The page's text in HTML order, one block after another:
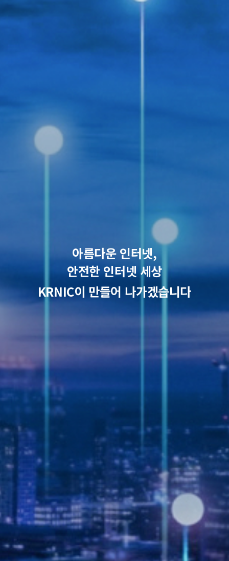
아름다운 인터넷,
안전한 인터넷 세상
KRNIC이 만들어 나가겠습니다